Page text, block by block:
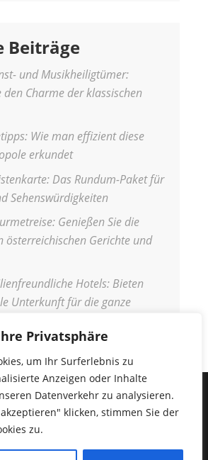
Privatsphäre
um Ihr Surferlebnis zu
Anzeigen oder Inhalte
Datenverkehr zu analysieren.
klicken, stimmen Sie der
zu.
Beiträge
und Musikheiligtümer:
den Charme der klassischen
Wie man effizient diese
erkundet
Das Rundum-Paket für
Sehenswürdigkeiten
Genießen Sie die
österreichischen Gerichte und
Hotels: Bieten
Unterkunft für die ganze
IMPRESSUM
2026URLAUB WELT • Fabulous